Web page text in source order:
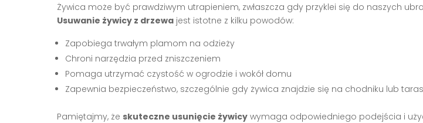
Żywica może być prawdziwym utrapieniem, zwłaszcza gdy przyklei się do naszych
Usuwanie żywicy z drzewa jest istotne z kilku powodów:
Zapobiega trwałym plamom na odzieży
Chroni narzędzia przed zniszczeniem
Pomaga utrzymać czystość w ogrodzie i wokół domu
Zapewnia bezpieczeństwo, szczególnie gdy żywica znajdzie się na chodniku lub
Pamiętajmy, że skuteczne usunięcie żywicy wymaga odpowiedniego podejścia i